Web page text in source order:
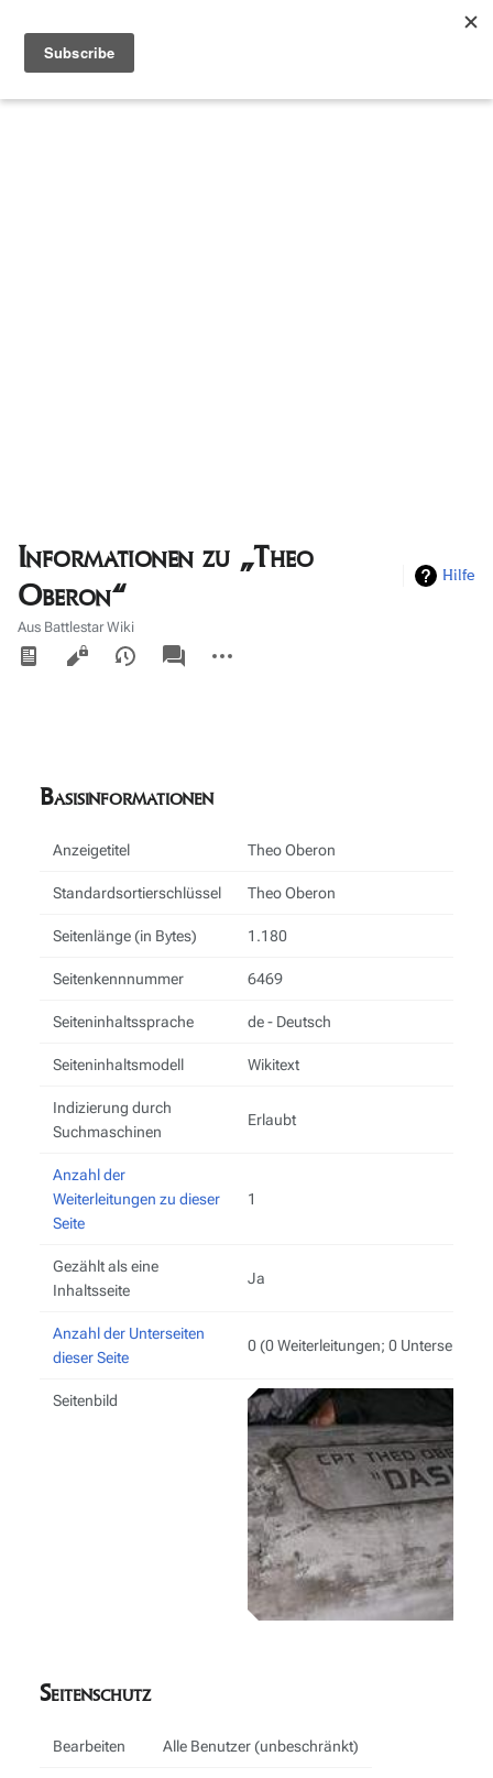
Informationen zu „Theo
Oberon“
Hilfe
Aus Battlestar Wiki
Ansichten
associated-
pages
Aktionen
Basisinformationen
Anzeigetitel Theo Oberon
Standardsortierschlüssel Theo Oberon
Seitenlänge (in Bytes) 1.180
Seitenkennnummer 6469
Seiteninhaltssprache de - Deutsch
Seiteninhaltsmodell Wikitext
Indizierung durch
Suchmaschinen
Erlaubt
Anzahl der
Weiterleitungen zu dieser
Seite
1
Gezählt als eine
Inhaltsseite
Ja
Anzahl der Unterseiten
dieser Seite
0 (0 Weiterleitungen; 0 Unterseiten)
Seitenbild
Seitenschutz
Bearbeiten Alle Benutzer (unbeschränkt)